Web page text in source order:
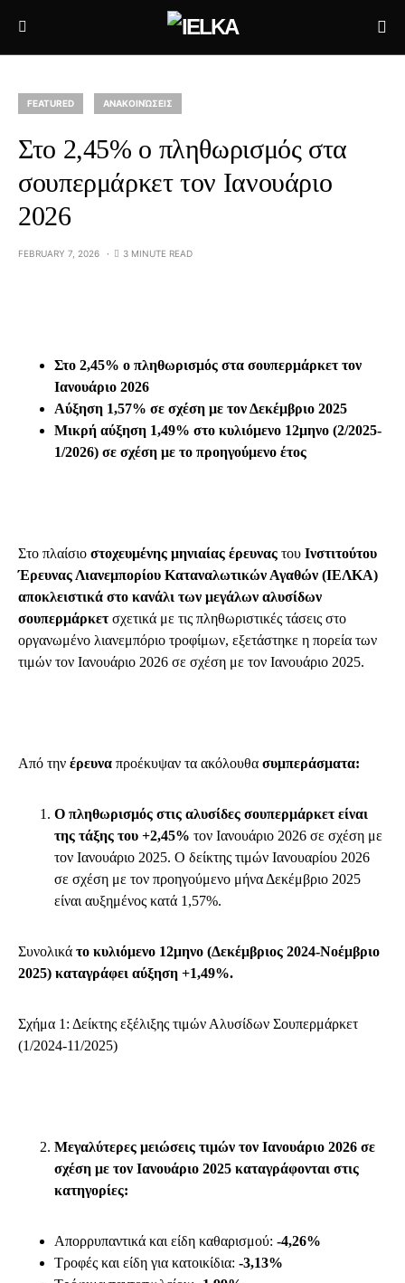
FEATURED ΑΝΑΚΟΙΝΏΣΕΙΣ
Στο 2,45% ο πληθωρισμός στα
σουπερμάρκετ τον Ιανουάριο
2026
FEBRUARY 7, 2026 3 MINUTE READ
Στο 2,45% ο πληθωρισμός στα σουπερμάρκετ τον
Ιανουάριο 2026
Αύξηση 1,57% σε σχέση με τον Δεκέμβριο 2025
Μικρή αύξηση 1,49% στο κυλιόμενο 12μηνο (2/2025-
1/2026) σε σχέση με το προηγούμενο έτος
Στο πλαίσιο στοχευμένης μηνιαίας έρευνας του Ινστιτούτου
Έρευνας Λιανεμπορίου Καταναλωτικών Αγαθών (ΙΕΛΚΑ)
αποκλειστικά στο κανάλι των μεγάλων αλυσίδων
σουπερμάρκετσχετικά με τις πληθωριστικές τάσεις στο
οργανωμένο λιανεμπόριο τροφίμων, εξετάστηκε η πορεία των
τιμών τον Ιανουάριο 2026 σε σχέση με τον Ιανουάριο 2025.
Από την έρευνα προέκυψαν τα ακόλουθα συμπεράσματα:
Ο πληθωρισμός στις αλυσίδες σουπερμάρκετ είναι
της τάξης του +2,45% τον Ιανουάριο 2026 σε σχέση με
τον Ιανουάριο 2025. Ο δείκτης τιμών Ιανουαρίου 2026
σε σχέση με τον προηγούμενο μήνα Δεκέμβριο 2025
είναι αυξημένος κατά 1,57%.
Συνολικά το κυλιόμενο 12μηνο (Δεκέμβριος 2024-Νοέμβριο
2025) καταγράφει αύξηση +1,49%.
Σχήμα 1: Δείκτης εξέλιξης τιμών Αλυσίδων Σουπερμάρκετ
(1/2024-11/2025)
Μεγαλύτερες μειώσεις τιμών τον Ιανουάριο 2026 σε
σχέση με τον Ιανουάριο 2025 καταγράφονται στις
κατηγορίες:
Απορρυπαντικά και είδη καθαρισμού: -4,26%
Τροφές και είδη για κατοικίδια: -3,13%